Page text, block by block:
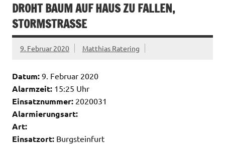
DROHT BAUM AUF HAUS ZU FALLEN,
STORMSTRASSE
9. Februar 2020 Matthias Ratering
Datum: 9. Februar 2020
Alarmzeit: 15:25 Uhr
Einsatznummer: 2020031
Alarmierungsart:
Art:
Einsatzort: Burgsteinfurt